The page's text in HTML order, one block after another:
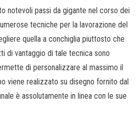
notevoli passi da gigante nel corso dei
tecniche per la lavorazione del
quella a conchiglia piuttosto che
di vantaggio di tale tecnica sono
di personalizzare al massimo il
viene realizzato su disegno fornito dal
è assolutamente in linea con le sue